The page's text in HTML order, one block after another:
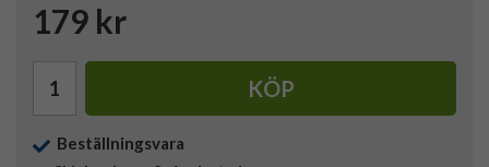
179 kr
KÖP
Beställningsvara